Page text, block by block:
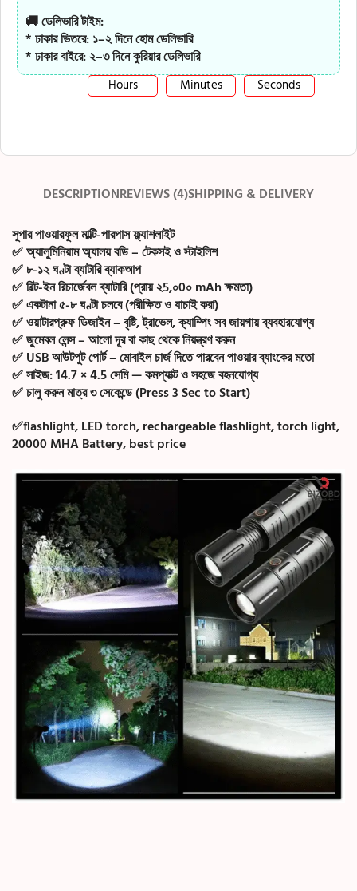
🚚 ডেলিভারি টাইম:
* ঢাকার ভিতরে: ১–২ দিনে হোম ডেলিভারি
* ঢাকার বাইরে: ২–৩ দিনে কুরিয়ার ডেলিভারি
Hours Minutes Seconds
DESCRIPTIONREVIEWS (4)SHIPPING & DELIVERY
সুপার পাওয়ারফুল মাল্টি-পারপাস ফ্ল্যাশলাইট
✅অ্যালুমিনিয়াম অ্যালয় বডি– টেকসই ও স্টাইলিশ
✅৮-১২ ঘণ্টা ব্যাটারি ব্যাকআপ
✅বিল্ট-ইন রিচার্জেবল ব্যাটারি(প্রায় ২5,০0০ mAh ক্ষমতা)
✅একটানা ৫-৮ ঘণ্টা চলবে (পরীক্ষিত ও যাচাই করা)
✅ওয়াটারপ্রুফ ডিজাইন– বৃষ্টি, ট্রাভেল, ক্যাম্পিং সব জায়গায় ব্যবহারযোগ্য
✅জুমেবল লেন্স– আলো দূর বা কাছ থেকে নিয়ন্ত্রণ করুন
✅USB আউটপুট পোর্ট– মোবাইল চার্জ দিতে পারবেন পাওয়ার ব্যাংকের মতো
✅সাইজ:14.7 × 4.5 সেমি — কমপ্যাক্ট ও সহজে বহনযোগ্য
✅চালু করুন মাত্র ৩ সেকেন্ডে (Press 3 Sec to Start)
✅flashlight, LED torch, rechargeable flashlight, torch light,
20000 MHA Battery, best price